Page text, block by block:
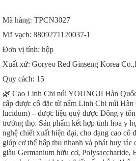
Mã hàng: TPCN3027
Mã vạch: 8809271120037-1
Đơn vị tính: hộp
Xuất xứ: Goryeo Red Ginseng Korea
Quy cách: 15
🌿 Cao Linh Chi núi YOUNGJI Hàn
cấp được cô đặc từ nấm Linh Chi núi Hàn
lucidum) – dược liệu quý được Đông y
trường thọ. Sản phẩm kết hợp tinh hoa y
nghệ chiết xuất hiện đại, cho dạng cao cô
giúp cơ thể hấp thu nhanh và phát huy tác
giàu Germanium hữu cơ, Polysaccharide,